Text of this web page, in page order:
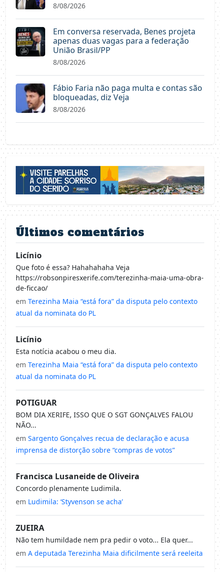
8/08/2026
Em conversa reservada, Benes projeta
apenas duas vagas para a federação
União Brasil/PP
8/08/2026
Fábio Faria não paga multa e contas são
bloqueadas, diz Veja
8/08/2026
Últimos comentários
Licínio
Que foto é essa? Hahahahaha Veja
https://robsonpiresxerife.com/terezinha-maia-uma-obra-
de-ficcao/
em Terezinha Maia “está fora” da disputa pelo contexto
atual da nominata do PL
Licínio
Esta notícia acabou o meu dia.
em Terezinha Maia “está fora” da disputa pelo contexto
atual da nominata do PL
POTIGUAR
BOM DIA XERIFE, ISSO QUE O SGT GONÇALVES FALOU
NÃO...
em Sargento Gonçalves recua de declaração e acusa
imprensa de distorção sobre “compras de votos”
Francisca Lusaneide de Oliveira
Concordo plenamente Ludimila.
em Ludimila: ‘Styvenson se acha’
ZUEIRA
Não tem humildade nem pra pedir o voto... Ela quer...
em A deputada Terezinha Maia dificilmente será reeleita